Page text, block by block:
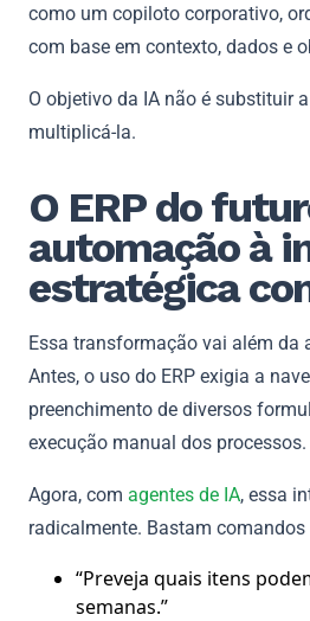
como um copiloto corporativo,
com base em contexto, dados e
O objetivo da IA não é substituir
multiplicá-la.
O ERP do
automação à
estratégica
Essa transformação vai além da
Antes, o uso do ERP exigia a
preenchimento de diversos
execução manual dos processos.
Agora, com agentes de IA, essa
radicalmente. Bastam
“Preveja quais itens
semanas.”